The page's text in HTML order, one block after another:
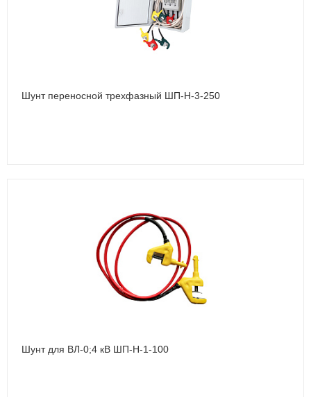
Шунт переносной трехфазный ШП-Н-3-250
Шунт для ВЛ-0;4 кВ ШП-Н-1-100